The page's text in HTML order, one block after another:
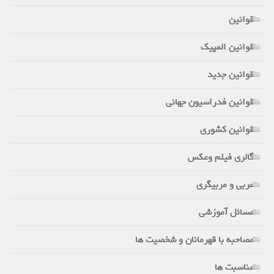
قوانین
قوانین المپیک
قوانین جدید
قوانین فدراسیون جهانی
قوانین کشوری
گالری فیلم وعکس
مربی و مربیگری
مسائل آموزشی
مصاحبه با قهرمانان و شخصیت ها
مناسبت ها